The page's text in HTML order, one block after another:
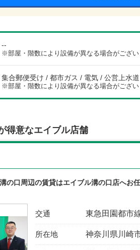
--
※部屋・階数により設備が異なる場合がござい
集合郵便受け / 都市ガス / 電気 / 公営上水
※部屋・階数により設備が異なる場合がござい
得意なエイブル店舗
溝の口周辺の賃貸はエイブル溝の口店へお
交通 東急田園都市
所在地 神奈川県川崎